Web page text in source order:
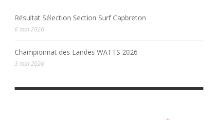
Résultat Sélection Section Surf Capbreton
6 mai 2026
Championnat des Landes WATTS 2026
3 mai 2026